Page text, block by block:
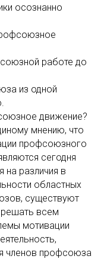
осознанно
работе до
из одной
движение?
мнению, что
профсоюзного
сегодня
различия в
областных
существуют
всем
мотивации
членов профсоюза